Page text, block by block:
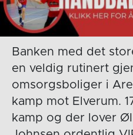
Banken med det
en veldig rutinert
omsorgsboliger i
kamp mot Elverum.
kamp og der lover